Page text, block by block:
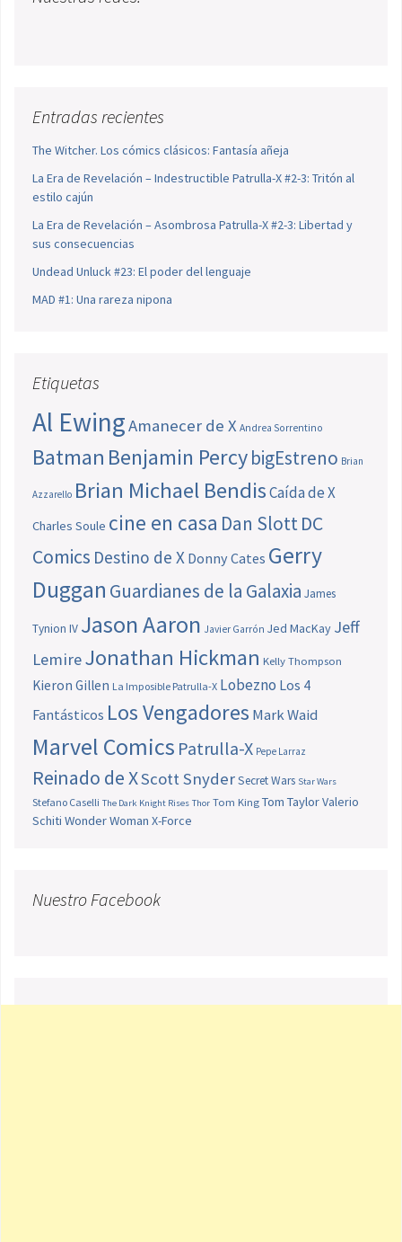
Entradas recientes
The Witcher. Los cómics clásicos: Fantasía añeja
La Era de Revelación – Indestructible Patrulla-X #2-3: Tritón al
estilo cajún
La Era de Revelación – Asombrosa Patrulla-X #2-3: Libertad y
sus consecuencias
Undead Unluck #23: El poder del lenguaje
MAD #1: Una rareza nipona
Etiquetas
Al EwingAmanecer de X Andrea Sorrentino
Batman Benjamin PercybigEstreno Brian
Azzarello Brian Michael BendisCaída de X
Charles Soule cine en casa Dan SlottDC
Comics Destino de X Donny Cates Gerry
Duggan Guardianes de la Galaxia James
Tynion IV Jason Aaron Javier Garrón Jed MacKay Jeff
LemireJonathan Hickman Kelly Thompson
Kieron Gillen La Imposible Patrulla-X Lobezno Los 4
Fantásticos Los Vengadores Mark Waid
Marvel Comics Patrulla-X Pepe Larraz
Reinado de XScott SnyderSecret Wars Star Wars
Stefano Caselli The Dark Knight Rises Thor Tom King Tom TaylorValerio
Schiti Wonder Woman X-Force
Nuestro Facebook